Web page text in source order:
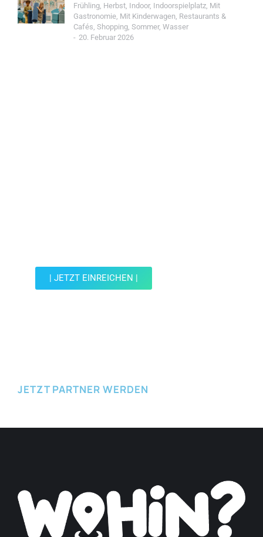
Frühling, Herbst, Indoor, Indoorspielplatz, Mit
Gastronomie, Mit Kinderwagen, Restaurants &
Cafés, Shopping, Sommer, Wasser
20. Februar 2026
| JETZT EINREICHEN |
JETZT PARTNER WERDEN